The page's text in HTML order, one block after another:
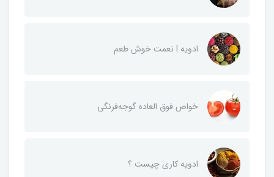
ادویه I نعمت خوش طعم
خواص فوق العاده گوجه‌فرنگی
ادویه کاری چیست ؟